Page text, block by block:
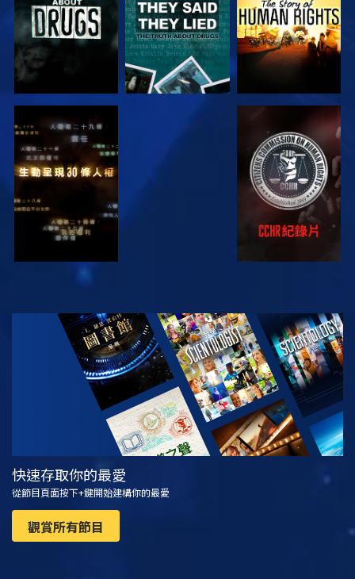
觀看 觀看
觀看 探索系列節目
快速存取你的最愛
從節目頁面按下+鍵開始建構你的最愛
觀賞所有節目